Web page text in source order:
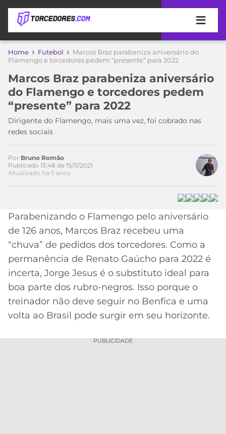
APOSTAS
DE
APOSTA
MELHORES
SITES
DE
APOSTAS
2026
BETBOOM
CÓDIGO
DE
INDICAÇÃO
BET365
CÓDIGO
BETANO
COPA
DO
MUNDO
TIMES
MEU
TIME
PALMEIRAS
CORINTHIANS
SÃO
PAULO
SANTOS
FLAMENGO
CAMPEONATOS
SÉRIE
LIBERTADORES
COPA
DO
BRASIL
ESPORTIVA
MERCADO
BOLA
PALPITES
Home Futebol
Marcos Braz parabeniza aniversário do
Flamengo e torcedores pedem “presente” para 2022
Marcos Braz parabeniza aniversário
do Flamengo e torcedores pedem
“presente” para 2022
Dirigente do Flamengo, mais uma vez, foi cobrado nas
redes sociais
Por Bruno Romão
Publicado 13:48 de 15/11/2021
Atualizado há 5 anos
Parabenizando o Flamengo pelo aniversário
de 126 anos, Marcos Braz recebeu uma
“chuva” de pedidos dos torcedores. Como a
permanência de Renato Gaúcho para 2022 é
incerta, Jorge Jesus é o substituto ideal para
boa parte dos rubro-negros. Isso porque o
treinador não deve seguir no Benfica e uma
volta ao Brasil pode surgir em seu horizonte.
PUBLICIDADE